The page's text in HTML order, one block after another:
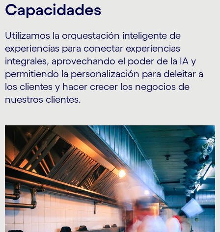
Capacidades
Utilizamos la orquestación inteligente de
experiencias para conectar experiencias
integrales, aprovechando el poder de la IA y
permitiendo la personalización para deleitar a
los clientes y hacer crecer los negocios de
nuestros clientes.